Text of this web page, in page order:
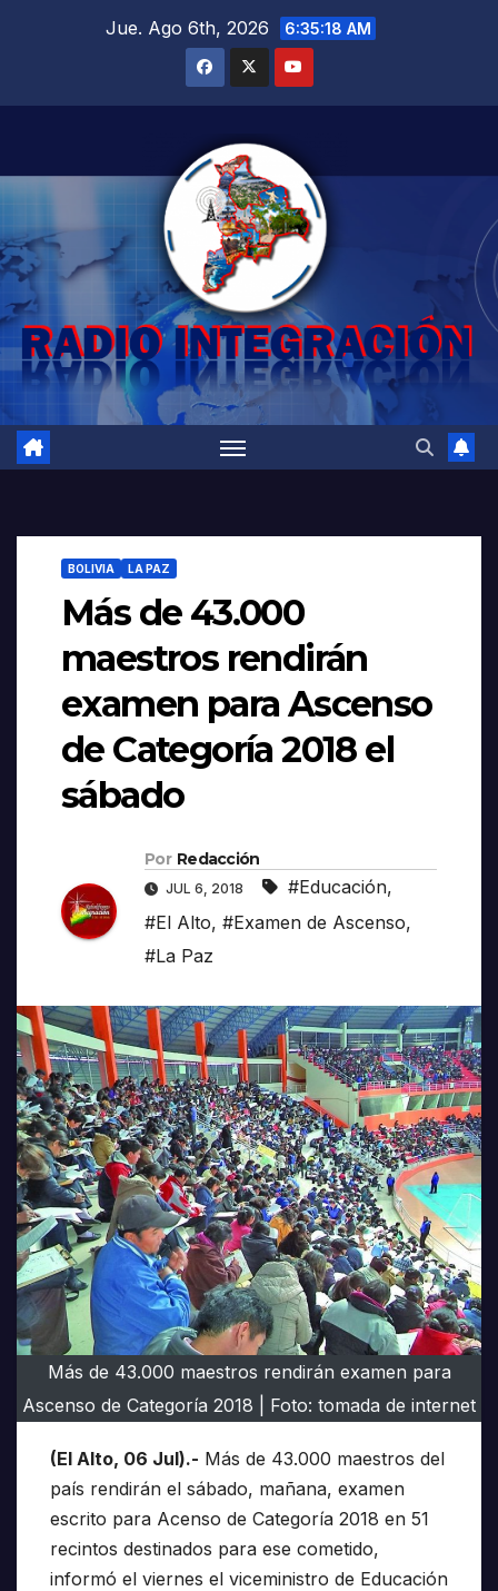
Jue. Ago 6th, 2026 6:35:19 AM
BOLIVIA LA PAZ
Más de 43.000
maestros rendirán
examen para Ascenso
de Categoría 2018 el
sábado
Por Redacción
JUL 6, 2018 #Educación,
#El Alto, #Examen de Ascenso,
#La Paz
Más de 43.000 maestros rendirán examen para
Ascenso de Categoría 2018 | Foto: tomada de internet
(El Alto, 06 Jul).- Más de 43.000 maestros del
país rendirán el sábado, mañana, examen
escrito para Acenso de Categoría 2018 en 51
recintos destinados para ese cometido,
informó el viernes el viceministro de Educación